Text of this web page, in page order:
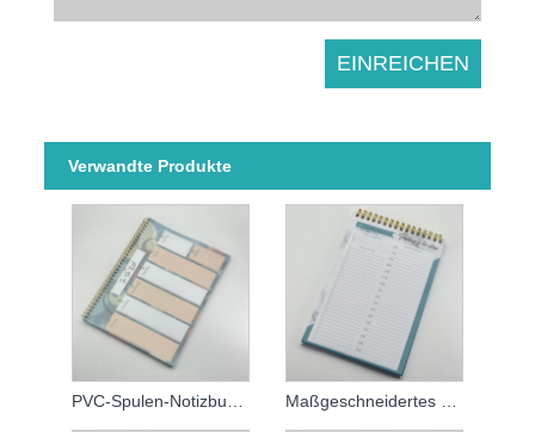
Verwandte Produkte